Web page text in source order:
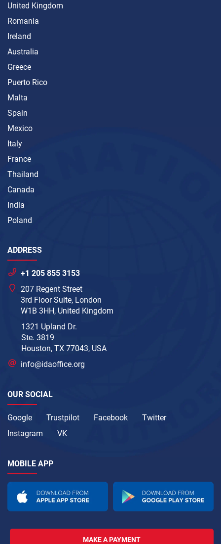
United Kingdom
Romania
Ireland
Australia
Greece
Puerto Rico
Malta
Spain
Mexico
Italy
France
Thailand
Canada
India
Poland
ADDRESS
+1 205 855 3153
207 Regent Street
3rd Floor Suite, London
W1B 3HH, United Kingdom
1321 Upland Dr.
Ste. 3819
Houston, TX 77043, USA
info@idaoffice.org
OUR SOCIAL
Google Trustpilot Facebook
Twitter
Instagram
VK
MOBILE APP
MAKE A PAYMENT